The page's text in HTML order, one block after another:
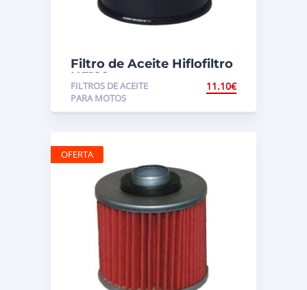
Filtro de Aceite Hiflofiltro
HF129
FILTROS DE ACEITE
PARA MOTOS
11.10€
OFERTA